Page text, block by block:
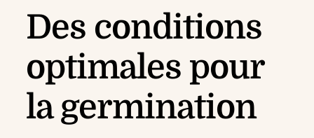
Des conditions
optimales pour
la germination